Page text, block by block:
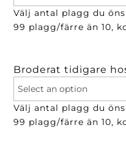
Välj antal plagg du
99 plagg/färre än 10,
Broderat tidigare
Välj antal plagg du
99 plagg/färre än 10,